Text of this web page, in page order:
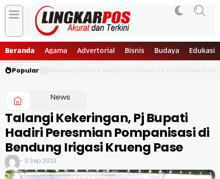
Beranda Agama Advertorial Bisnis Budaya Edukasi
Popular
News
Talangi Kekeringan, Pj Bupati
Hadiri Peresmian Pompanisasi di
Bendung Irigasi Krueng Pase
- 3 Sep 2023